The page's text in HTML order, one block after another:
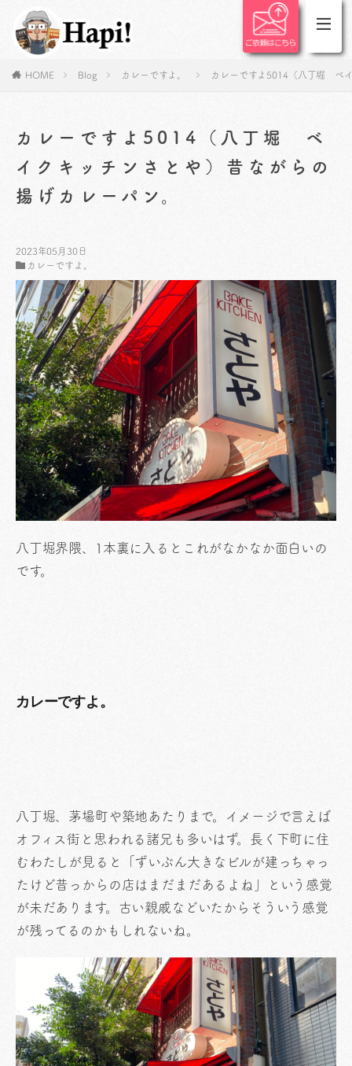
HOME Blog カレーですよ。 カレーですよ5014（八丁堀 ベ
カレーですよ5014（八丁堀 ベ
イクキッチンさとや）昔ながらの
揚げカレーパン。
2023年05月30日
カレーですよ。
八丁堀界隈、1本裏に入るとこれがなかなか面白いの
です。
カレーですよ。
八丁堀、茅場町や築地あたりまで。イメージで言えば
オフィス街と思われる諸兄も多いはず。長く下町に住
むわたしが見ると「ずいぶん大きなビルが建っちゃっ
たけど昔っからの店はまだまだあるよね」という感覚
が未だあります。古い親戚などいたからそういう感覚
が残ってるのかもしれないね。